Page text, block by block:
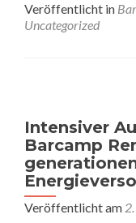
Veröffentlicht in
Uncategorized
Intensiver
Barcamp
Veröffentlicht am